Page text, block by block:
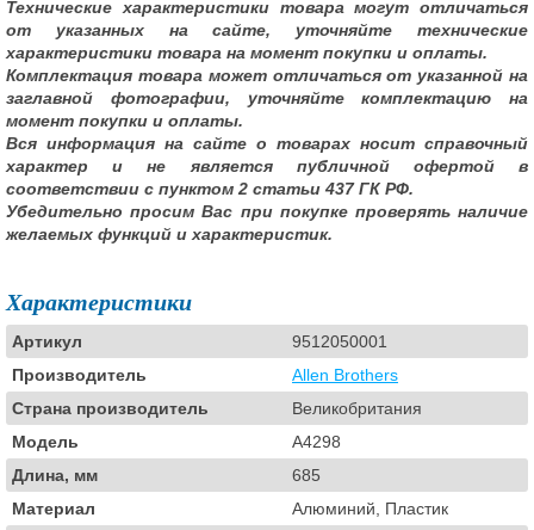
Технические характеристики товара могут отличаться
от указанных на сайте, уточняйте технические
характеристики товара на момент покупки и оплаты.
Комплектация товара может отличаться от указанной на
заглавной фотографии, уточняйте комплектацию на
момент покупки и оплаты.
Вся информация на сайте о товарах носит справочный
характер и не является публичной офертой в
соответствии с пунктом 2 статьи 437 ГК РФ.
Убедительно просим Вас при покупке проверять наличие
желаемых функций и характеристик.
Характеристики
Артикул
9512050001
Производитель
Allen Brothers
Страна производитель
Великобритания
Модель
A4298
Длина, мм
685
Материал
Алюминий, Пластик